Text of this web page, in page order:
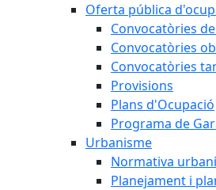
Oferta pública
Convocatòries
Convocatòries
Convocatòries
Provisions
Plans d'Ocupació
Programa de
Urbanisme
Normativa
Planejament i